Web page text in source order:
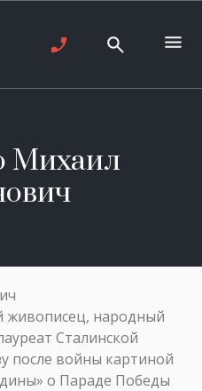
Михаил
живописец, народный
Сталинской
после войны картиной
о Параде Победы